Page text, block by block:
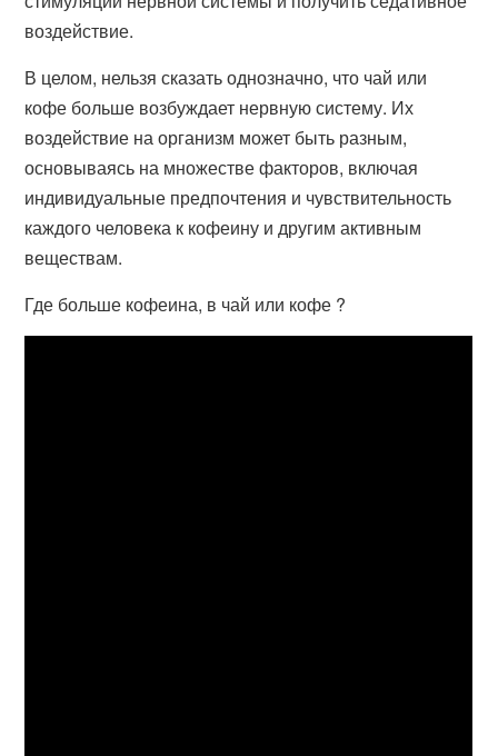
воздействие.
В целом, нельзя сказать однозначно, что чай или
кофе больше возбуждает нервную систему. Их
воздействие на организм может быть разным,
основываясь на множестве факторов, включая
индивидуальные предпочтения и чувствительность
каждого человека к кофеину и другим активным
веществам.
Где больше кофеина, в чай или кофе ?